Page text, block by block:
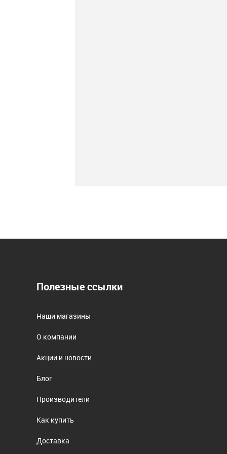
Полезные ссылки
Наши магазины
О компании
Акции и новости
Блог
Производители
Как купить
Доставка